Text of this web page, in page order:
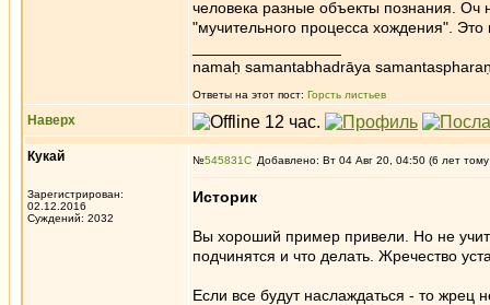
человека разные объекты познания. Оч
"мучительного процесса хождения".
namaḥ samantabhadrāya
Ответы на этот пост: Горсть листьев
Наверх
Кукай
Зарегистрирован:
02.12.2016
Суждений: 2032
№545831 Добавлено: Вт 04 Авг 20, 04:50 (6 лет
Историк
Вы хороший пример привели. Но не
подчинятся и что делать. Жречество
Если все будут наслаждаться - то жрец